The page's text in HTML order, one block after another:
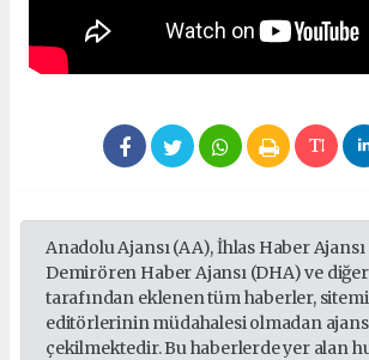
Anadolu Ajansı (AA), İhlas Haber
Demirören Haber Ajansı (DHA) ve
tarafından eklenen tüm haberler,
editörlerinin müdahalesi olmadan
çekilmektedir. Bu haberlerde yer alan